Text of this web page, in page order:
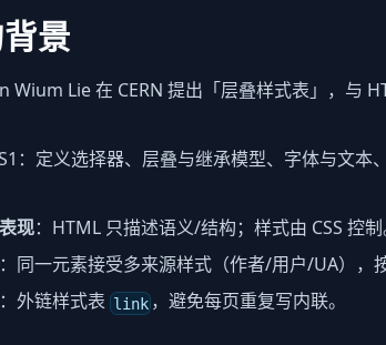
景
Wium Lie 在 CERN 提出「层叠样式表」，与
：定义选择器、层叠与继承模型、字体与文本
现：HTML 只描述语义/结构；样式由 CSS 控制
：同一元素接受多来源样式（作者/用户/UA），
：外链样式表 link ，避免每页重复写内联。